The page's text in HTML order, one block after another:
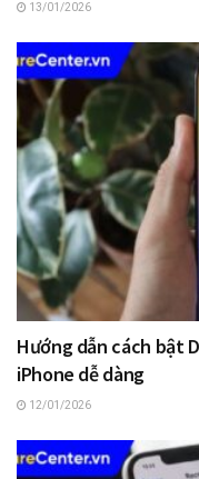
13/01/2026
Hướng dẫn cách bật
iPhone dễ dàng
12/01/2026